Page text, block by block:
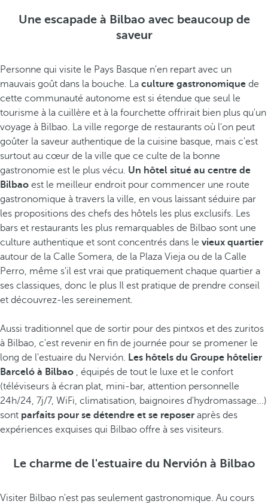
Une escapade à Bilbao avec beaucoup de
saveur
Personne qui visite le Pays Basque n'en repart avec un
mauvais goût dans la bouche. La culture gastronomique de
cette communauté autonome est si étendue que seul le
tourisme à la cuillère et à la fourchette offrirait bien plus qu'un
voyage à Bilbao. La ville regorge de restaurants où l'on peut
goûter la saveur authentique de la cuisine basque, mais c'est
surtout au cœur de la ville que ce culte de la bonne
gastronomie est le plus vécu. Un hôtel situé au centre de
Bilbao est le meilleur endroit pour commencer une route
gastronomique à travers la ville, en vous laissant séduire par
les propositions des chefs des hôtels les plus exclusifs. Les
bars et restaurants les plus remarquables de Bilbao sont une
culture authentique et sont concentrés dans le vieux quartier
autour de la Calle Somera, de la Plaza Vieja ou de la Calle
Perro, même s'il est vrai que pratiquement chaque quartier a
ses classiques, donc le plus Il est pratique de prendre conseil
et découvrez-les sereinement.
Aussi traditionnel que de sortir pour des pintxos et des zuritos
à Bilbao, c'est revenir en fin de journée pour se promener le
long de l'estuaire du Nervión. Les hôtels du Groupe hôtelier
Barceló à Bilbao , équipés de tout le luxe et le confort
(téléviseurs à écran plat, mini-bar, attention personnelle
24h/24, 7j/7, WiFi, climatisation, baignoires d'hydromassage...)
sont parfaits pour se détendre et se reposer après des
expériences exquises qui Bilbao offre à ses visiteurs.
Le charme de l'estuaire du Nervión à Bilbao
Visiter Bilbao n'est pas seulement gastronomique. Au cours